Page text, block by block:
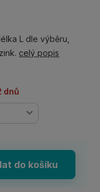
L dle výběru,
celý popis
dnů
do košíku